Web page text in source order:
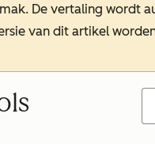
De vertaling wordt
van dit artikel